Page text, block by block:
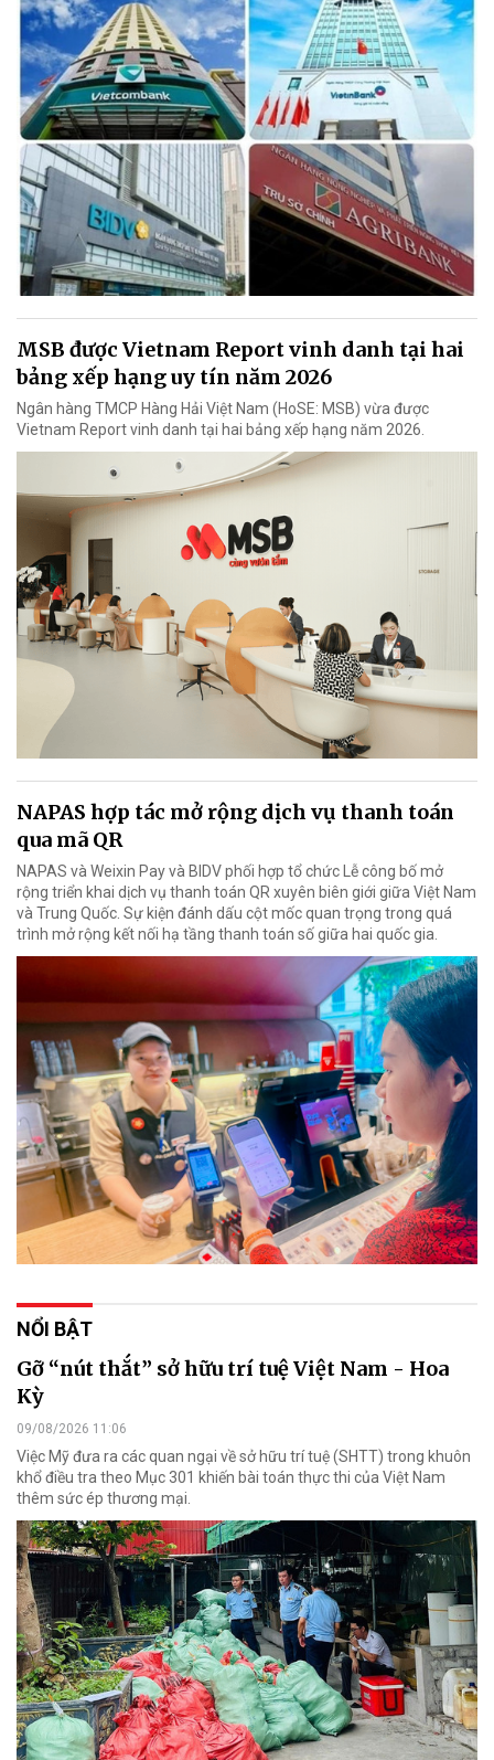
MSB được Vietnam Report vinh danh tại hai
bảng xếp hạng uy tín năm 2026
Ngân hàng TMCP Hàng Hải Việt Nam (HoSE: MSB) vừa được
Vietnam Report vinh danh tại hai bảng xếp hạng năm 2026.
NAPAS hợp tác mở rộng dịch vụ thanh toán
qua mã QR
NAPAS và Weixin Pay và BIDV phối hợp tổ chức Lễ công bố mở
rộng triển khai dịch vụ thanh toán QR xuyên biên giới giữa Việt Nam
và Trung Quốc. Sự kiện đánh dấu cột mốc quan trọng trong quá
trình mở rộng kết nối hạ tầng thanh toán số giữa hai quốc gia.
NỔI BẬT
Gỡ “nút thắt” sở hữu trí tuệ Việt Nam - Hoa
Kỳ
09/08/2026 11:06
Việc Mỹ đưa ra các quan ngại về sở hữu trí tuệ (SHTT) trong khuôn
khổ điều tra theo Mục 301 khiến bài toán thực thi của Việt Nam
thêm sức ép thương mại.